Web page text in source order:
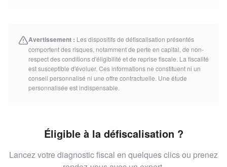
Avertissement : Les dispositifs de défiscalisation présentés
comportent des risques, notamment de perte en capital, de non-
respect des conditions d'éligibilité et de reprise fiscale. La fiscalité
est susceptible d'évoluer. Ces informations ne constituent ni un
conseil personnalisé ni une offre contractuelle. Une étude
personnalisée est indispensable.
Éligible à la défiscalisation ?
Lancez votre diagnostic fiscal en quelques clics ou prenez